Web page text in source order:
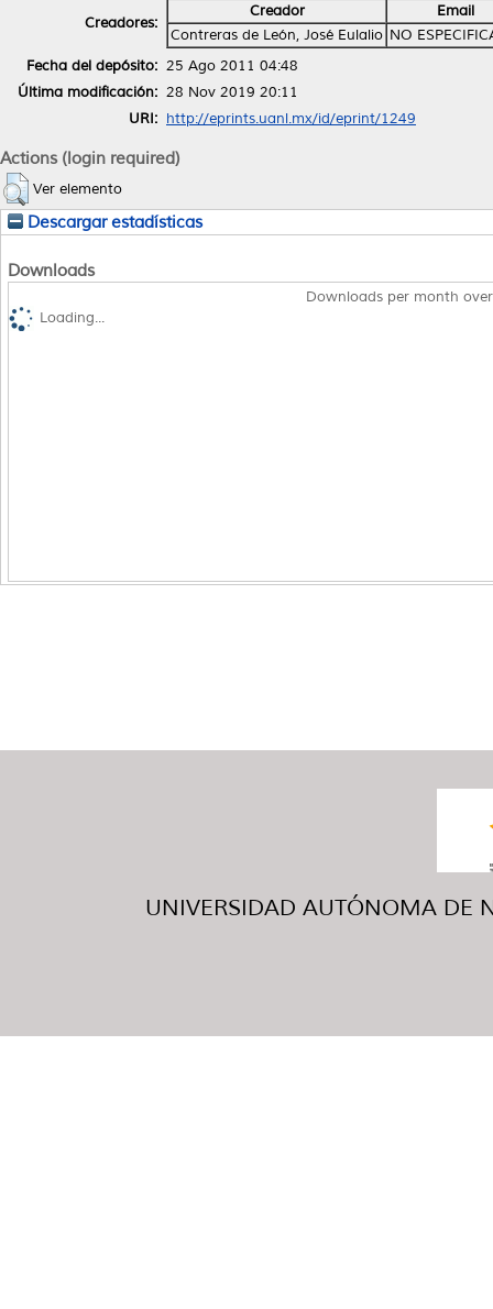
Creadores:
Creador
Email
Contreras de León, José Eulalio NO
Fecha del depósito: 25 Ago 2011 04:48
Última modificación: 28 Nov 2019 20:11
URI: http://eprints.uanl.mx/id/eprint/1249
Actions (login required)
Ver elemento
Descargar estadísticas
Downloads
Downloads per month
Loading...
UNIVERSIDAD AUTÓNOMA DE